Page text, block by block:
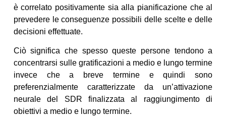
è correlato positivamente sia alla pianificazione che al
prevedere le conseguenze possibili delle scelte e delle
decisioni effettuate.
Ciò significa che spesso queste persone tendono a
concentrarsi sulle gratificazioni a medio e lungo termine
invece che a breve termine e quindi sono
preferenzialmente caratterizzate da un’attivazione
neurale del SDR finalizzata al raggiungimento di
obiettivi a medio e lungo termine.